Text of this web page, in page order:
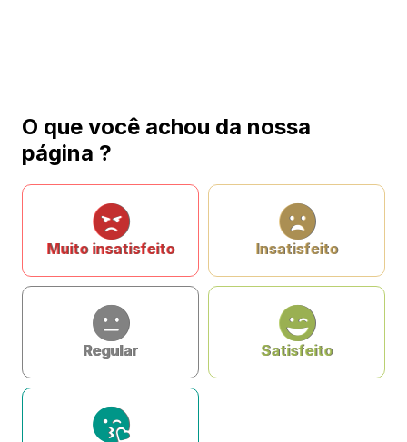
O que você achou da nossa
página ?
Muito insatisfeito Insatisfeito
Regular Satisfeito